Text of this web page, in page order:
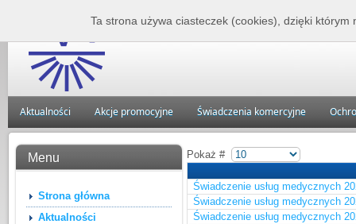
Zakład
Aktualności Akcje promocyjne Świadczenia komercyjne
Menu
Strona główna
Aktualności
Pokaż #
Świadczenie usług medycznych
Świadczenie usług medycznych
Świadczenie usług medycznych
Ta strona używa ciasteczek (cookies), dzięki którym